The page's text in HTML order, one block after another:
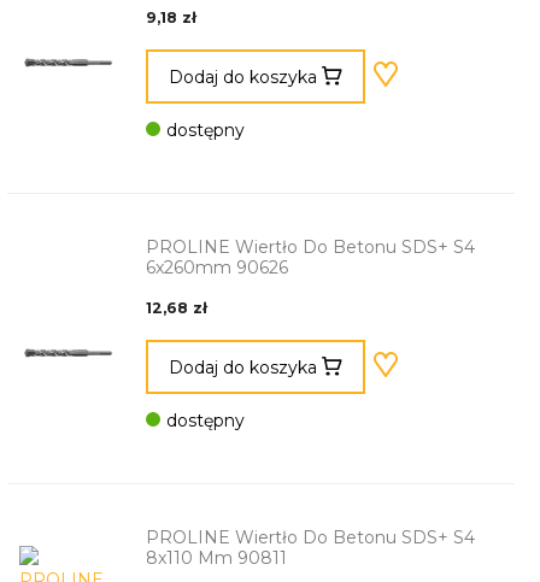
9,18 zł
Dodaj do koszyka
dostępny
PROLINE Wiertło Do Betonu SDS+ S4
6x260mm 90626
12,68 zł
Dodaj do koszyka
dostępny
PROLINE Wiertło Do Betonu SDS+ S4
8x110 Mm 90811